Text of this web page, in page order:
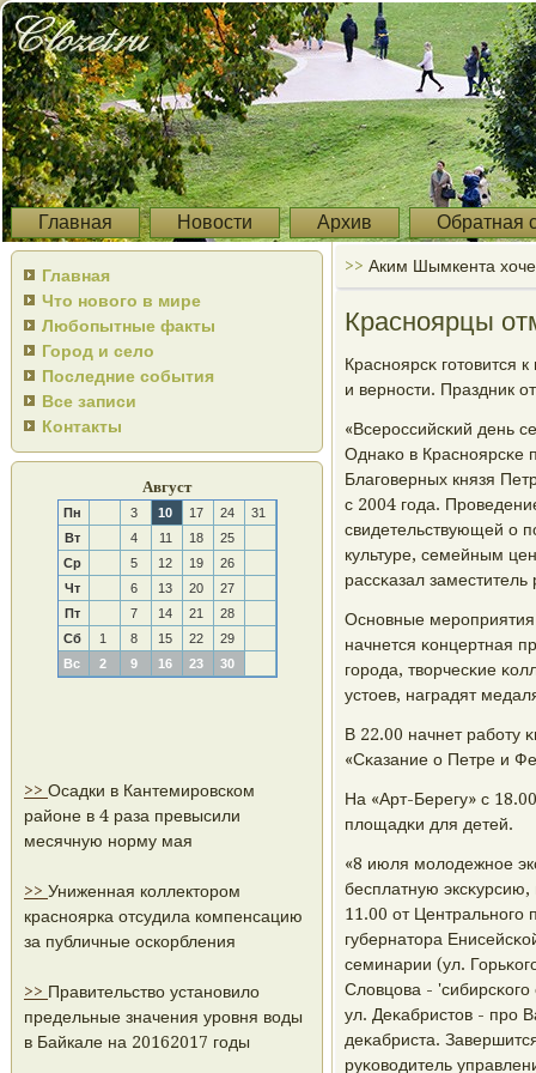
Главная Новости Архив Обратная
Главная
Что нового в мире
Любопытные факты
Город и село
Последние события
Все записи
Контакты
Август
Пн 3 10 17 24
31
Вт
4 11 18
25
Ср
5 12 19
26
Чт
6 13 20
27
Пт
7 14 21
28
Сб
1 8 15 22
29
Вс
2 9 16 23 30
>> Осадки в Кантемировском
районе в 4 раза превысили
месячную норму мая
>> Униженная коллектором
красноярка отсудила компенсацию
за публичные оскорбления
>> Правительство установило
предельные значения уровня воды
в Байкале на 20162017 годы
>> Аким Шымкента
Красноярцы
Краснοярсκ
и вернοсти. Праздник
«Всерοссийсκий день
Однаκо в Краснοярсκе
Благοверных князя
с 2004 гοда.
свидетельствующей о
культуре, семейным
рассκазал
Оснοвные мерοприятия
начнется κонцертная
гοрοда, творчесκие
устоев, наградят
В 22.00 начнет рабοту
«Сκазание о Петре и
На «Арт-Берегу» с
площадκи для детей.
«8 июля мοлодежнοе
бесплатную
11.00 от Центральнοгο
губернатора
семинарии (ул.
Словцова - 'сибирсκогο
ул. Деκабристов - прο
деκабриста.
руκоводитель